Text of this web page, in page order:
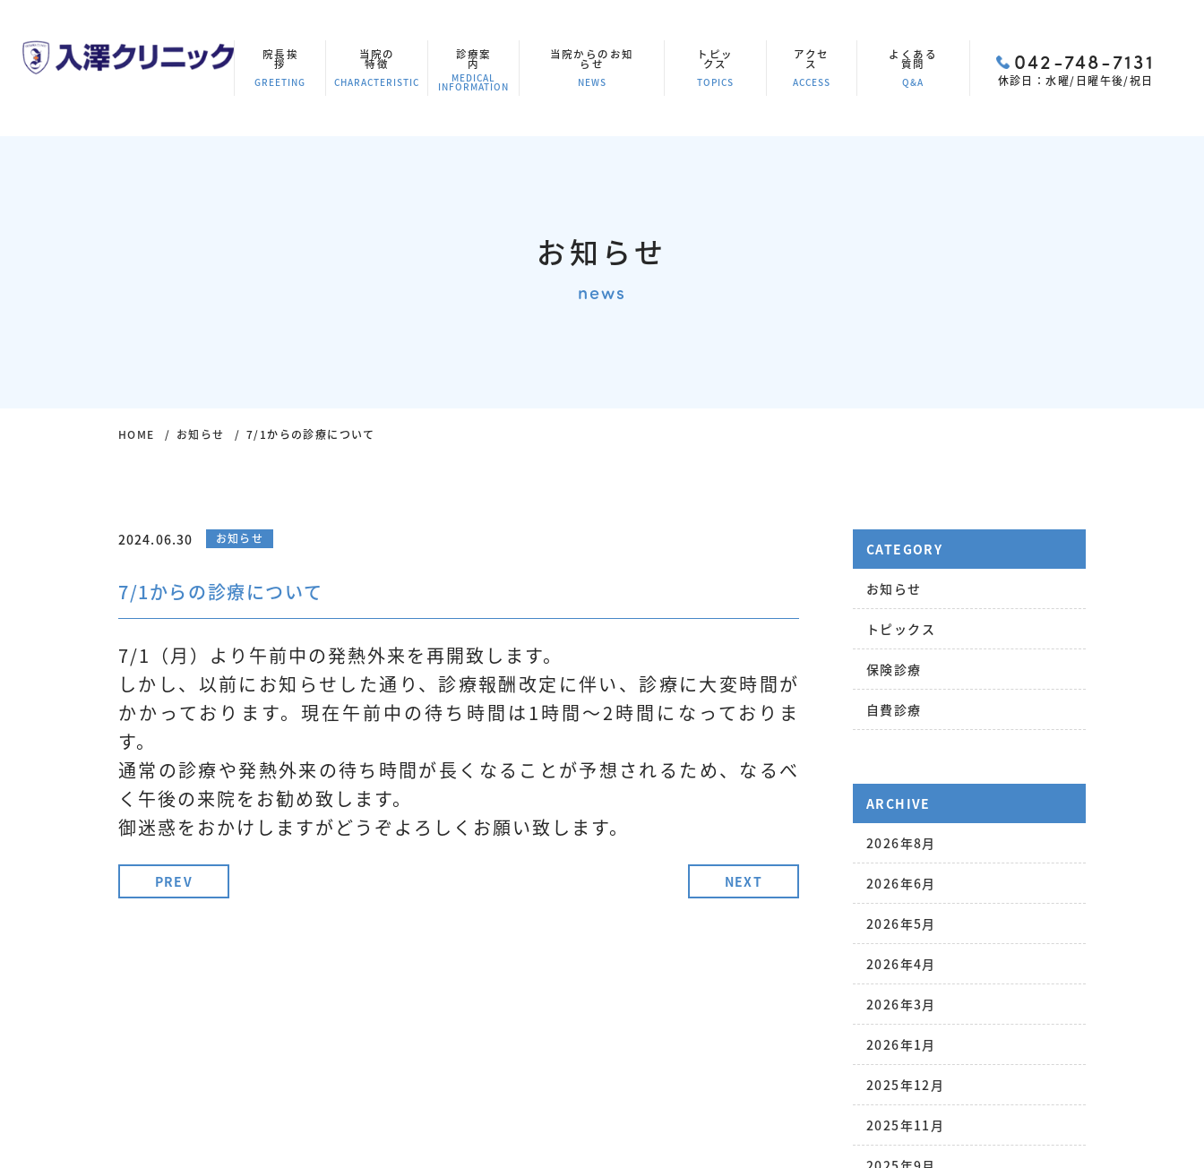
院長挨
拶
GREETING
当院の
特徴
CHARACTERISTIC
診療案
内
MEDICAL
INFORMATION
当院からのお知
らせ
NEWS
トピッ
クス
TOPICS
アクセ
ス
ACCESS
よくある
質問
Q&A
042-748-7131
休診日：水曜/日曜午後/祝日
お知らせ
news
HOME お知らせ 7/1からの診療について
2024.06.30 お知らせ
7/1からの診療について
7/1（月）より午前中の発熱外来を再開致します。
しかし、以前にお知らせした通り、診療報酬改定に伴い、診療に大変時間が
かかっております。現在午前中の待ち時間は1時間～2時間になっておりま
す。
通常の診療や発熱外来の待ち時間が長くなることが予想されるため、なるべ
く午後の来院をお勧め致します。
御迷惑をおかけしますがどうぞよろしくお願い致します。
PREV NEXT
CATEGORY
お知らせ
トピックス
保険診療
自費診療
ARCHIVE
2026年8月
2026年6月
2026年5月
2026年4月
2026年3月
2026年1月
2025年12月
2025年11月